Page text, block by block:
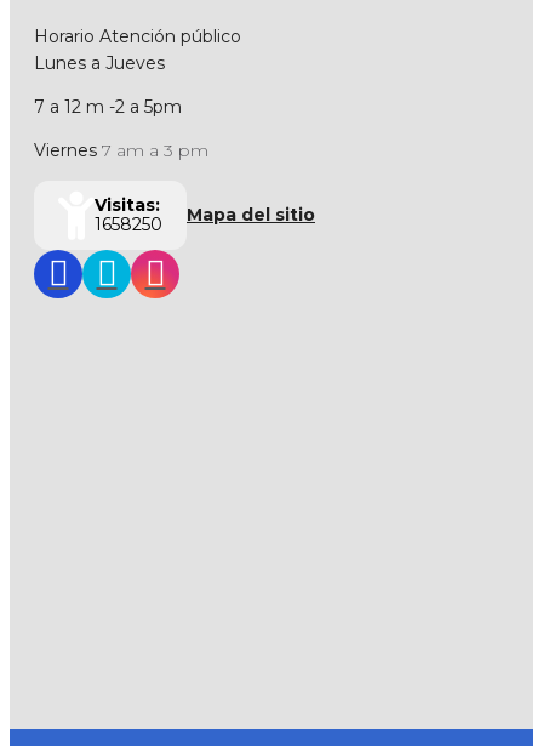
Horario Atención público
Lunes a Jueves
7 a 12 m -2 a 5pm
Viernes 7 am a 3 pm
Visitas:
1658250
Mapa del sitio